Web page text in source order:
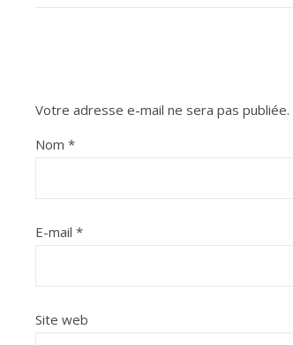
Votre adresse e-mail ne sera pas publiée.
Nom *
E-mail *
Site web